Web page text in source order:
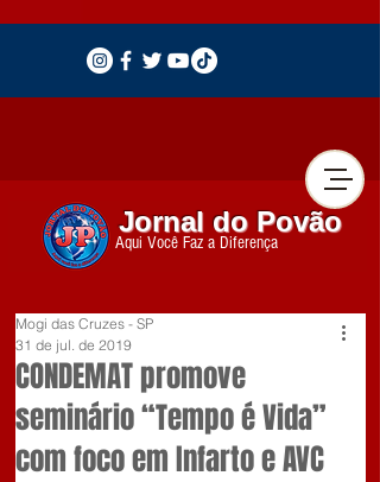
Jornal do Povão
Aqui Você Faz a Diferença
CONDEMAT promove
seminário “Tempo é Vida”
com foco em Infarto e AVC
Mogi das Cruzes - SP
31 de jul. de 2019